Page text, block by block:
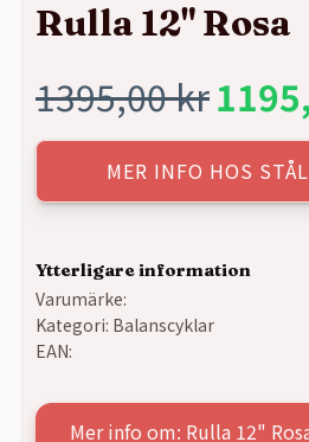
Rulla 12" Rosa
1395,00kr
Det
ursprungliga
var:
1395,00 kr.
Det
nuvarande
är:
1195,00 kr.
MER INFO HOS
Ytterligare information
Varumärke:
Kategori: Balanscyklar
EAN:
Mer info om: Rulla 12"